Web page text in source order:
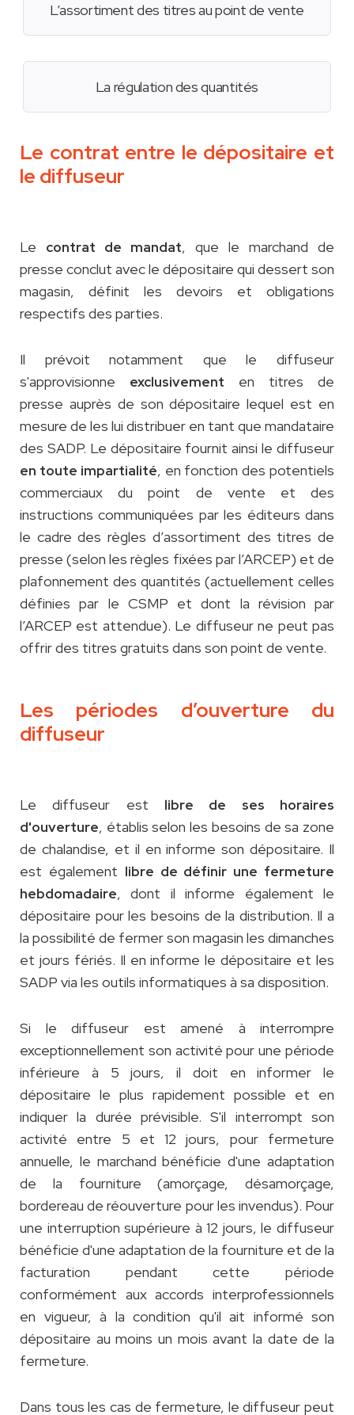
L’assortiment des titres au point de vente
La régulation des quantités
Le contrat entre le dépositaire et
le diffuseur
Le contrat de mandat, que le marchand de
presse conclut avec le dépositaire qui dessert son
magasin, définit les devoirs et obligations
respectifs des parties.
Il prévoit notamment que le diffuseur
s'approvisionne exclusivement en titres de
presse auprès de son dépositaire lequel est en
mesure de les lui distribuer en tant que mandataire
des SADP. Le dépositaire fournit ainsi le diffuseur
en toute impartialité, en fonction des potentiels
commerciaux du point de vente et des
instructions communiquées par les éditeurs dans
le cadre des règles d’assortiment des titres de
presse (selon les règles fixées par l’ARCEP) et de
plafonnement des quantités (actuellement celles
définies par le CSMP et dont la révision par
l’ARCEP est attendue). Le diffuseur ne peut pas
offrir des titres gratuits dans son point de vente.
Les périodes d’ouverture du
diffuseur
Le diffuseur est libre de ses horaires
d'ouverture, établis selon les besoins de sa zone
de chalandise, et il en informe son dépositaire. Il
est également libre de définir une fermeture
hebdomadaire, dont il informe également le
dépositaire pour les besoins de la distribution. Il a
la possibilité de fermer son magasin les dimanches
et jours fériés. Il en informe le dépositaire et les
SADP via les outils informatiques à sa disposition.
Si le diffuseur est amené à interrompre
exceptionnellement son activité pour une période
inférieure à 5 jours, il doit en informer le
dépositaire le plus rapidement possible et en
indiquer la durée prévisible. S'il interrompt son
activité entre 5 et 12 jours, pour fermeture
annuelle, le marchand bénéficie d'une adaptation
de la fourniture (amorçage, désamorçage,
bordereau de réouverture pour les invendus). Pour
une interruption supérieure à 12 jours, le diffuseur
bénéficie d'une adaptation de la fourniture et de la
facturation pendant cette période
conformément aux accords interprofessionnels
en vigueur, à la condition qu'il ait informé son
dépositaire au moins un mois avant la date de la
fermeture.
Dans tous les cas de fermeture, le diffuseur peut